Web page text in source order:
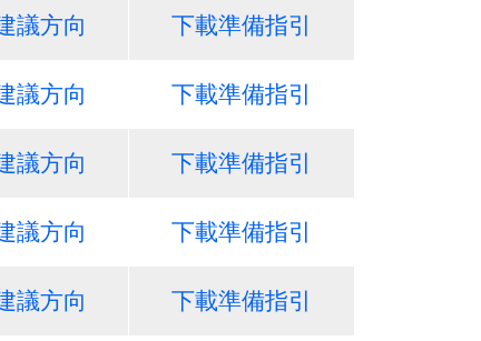
議方向 下載準備指引
議方向 下載準備指引
議方向 下載準備指引
議方向 下載準備指引
議方向 下載準備指引